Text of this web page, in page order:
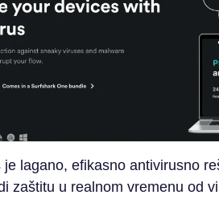
je lagano, efikasno antivirusno
zaštitu u realnom vremenu od